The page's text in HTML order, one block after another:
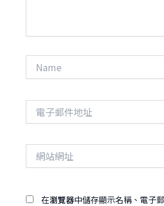
在瀏覽器中儲存顯示名稱、電子